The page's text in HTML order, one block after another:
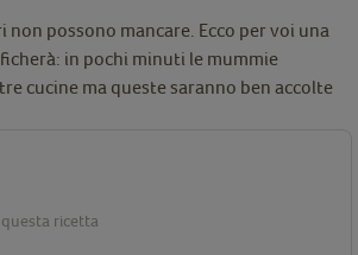
non possono mancare. Ecco per voi una
in pochi minuti le mummie
cucine ma queste saranno ben accolte
ricetta